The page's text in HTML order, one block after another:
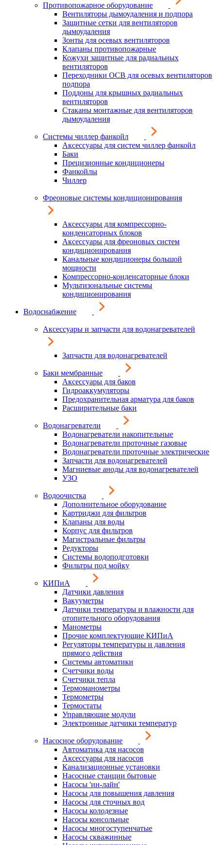
Противопожарное оборудование
Вентиляторы дымоудаления и подпора
Защитные сетки для вентиляторов
дымоудаления
Зонты для осевых вентиляторов
Клапаны противопожарные
Кожухи защитные для радиальных
вентиляторов
Переходники ОСВ для осевых вентиляторов
подпора
Поддоны для крышных радиальных
вентиляторов
Стаканы монтажные для вентиляторов
дымоудаления
Системы чиллер фанкойл
Аксессуары для систем чиллер фанкойл
Баки
Прецизионные кондиционеры
Фанкойлы
Чиллер
Фреоновые системы кондиционирования
Аксессуары для компрессорно-
конденсаторных блоков
Аксессуары для фреоновых систем
кондиционирования
Канальные кондиционеры большой
мощности
Компрессорно-конденсаторные блоки
Мультизональные системы
кондиционирования
Водоснабжение
Аксессуары и запчасти для водонагревателей
Запчасти для водонагревателей
Баки мембранные
Аксессуары для баков
Гидроаккумуляторы
Предохранительная арматура для баков
Расширительные баки
Водонагреватели
Водонагреватели накопительные
Водонагреватели проточные газовые
Водонагреватели проточные электрические
Запчасти для водонагревателей
Магниевые аноды для водонагревателей
УЗО
Водоочистка
Дополнительное оборудование
Картриджи для фильтров
Клапаны для воды
Корпус для фильтров
Магистральные фильтры
Редукторы
Системы водоподготовки
Фильтры под мойку
КИПиА
Датчики давления
Вакууметры
Датчики температуры и влажности для
отопительного оборудования
Манометры
Прочие комплектующие КИПиА
Регуляторы температуры и давления
прямого действия
Системы автоматики
Счетчики воды
Счетчики тепла
Термоманометры
Термометры
Термостаты
Управляющие модули
Электронные датчики температур
Насосное оборудование
Автоматика для насосов
Аксессуары для насосов
Канализационные установки
Насосные станции бытовые
Насосы 'ин-лайн'
Насосы для повышения давления
Насосы для сточных вод
Насосы колодезные
Насосы консольные
Насосы многоступенчатые
Насосы скважинные